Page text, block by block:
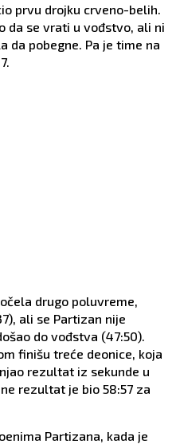
prvu drojku crveno-belih.
da se vrati u vođstvo, ali ni
da pobegne. Pa je time na
drugo poluvreme,
ali se Partizan nije
do vođstva (47:50).
finišu treće deonice, koja
rezultat iz sekunde u
rezultat je bio 58:57 za
Partizana, kada je